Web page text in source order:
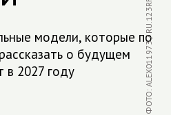
модели, которые по
о будущем
в 2027 году
ФОТО: ALEX011973 / RU.123RF.COM